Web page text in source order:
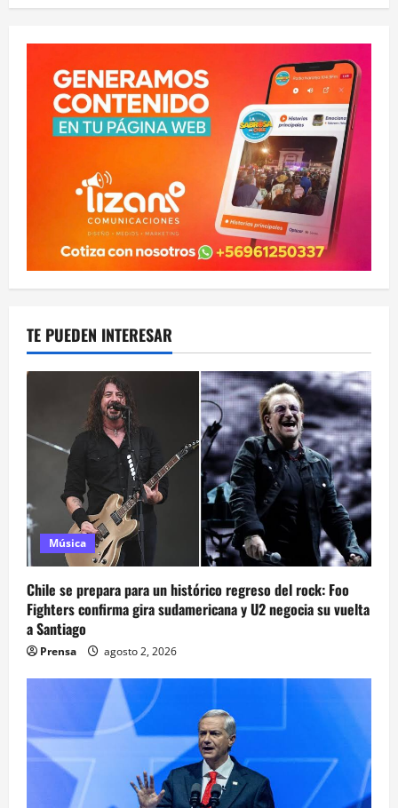
TE PUEDEN INTERESAR
Música
Chile se prepara para un histórico regreso del rock: Foo
Fighters confirma gira sudamericana y U2 negocia su vuelta
a Santiago
Prensa agosto 2, 2026